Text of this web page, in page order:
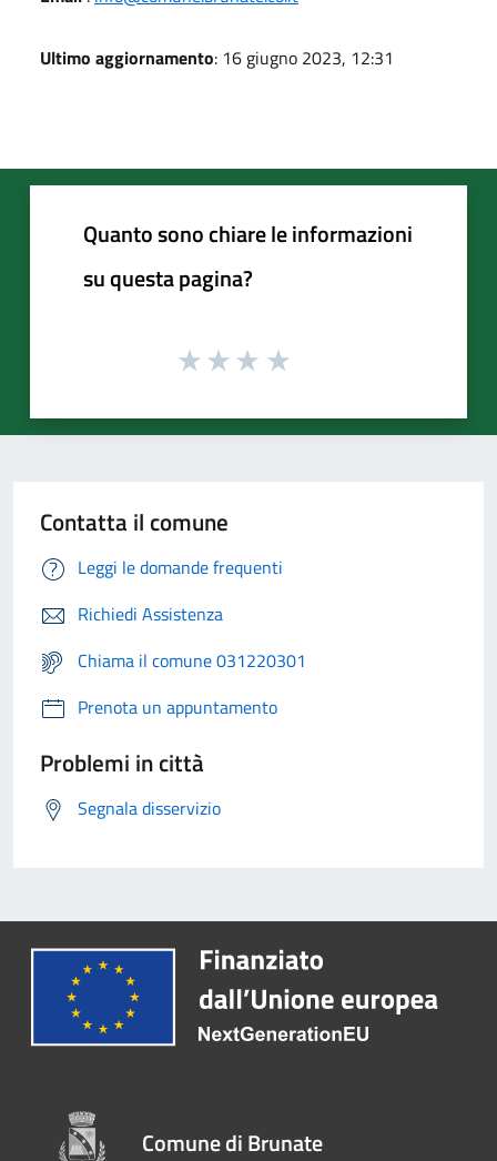
Ultimo aggiornamento: 16 giugno 2023, 12:31
Quanto sono chiare le informazioni
su questa pagina?
Contatta il comune
Leggi le domande frequenti
Richiedi Assistenza
Chiama il comune 031220301
Prenota un appuntamento
Problemi in città
Segnala disservizio
Comune di Brunate